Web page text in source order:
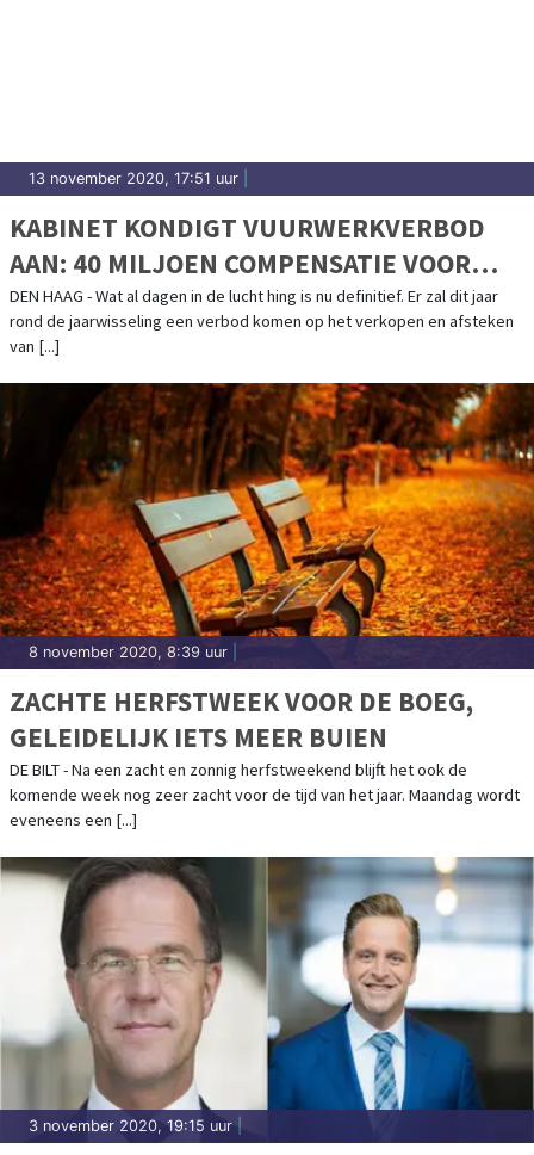
13 november 2020, 17:51 uur
KABINET KONDIGT VUURWERKVERBOD
AAN: 40 MILJOEN COMPENSATIE VOOR
BRANCHE
DEN HAAG - Wat al dagen in de lucht hing is nu definitief. Er zal dit jaar
rond de jaarwisseling een verbod komen op het verkopen en afsteken
van [...]
8 november 2020, 8:39 uur
ZACHTE HERFSTWEEK VOOR DE BOEG,
GELEIDELIJK IETS MEER BUIEN
DE BILT - Na een zacht en zonnig herfstweekend blijft het ook de
komende week nog zeer zacht voor de tijd van het jaar. Maandag wordt
eveneens een [...]
3 november 2020, 19:15 uur